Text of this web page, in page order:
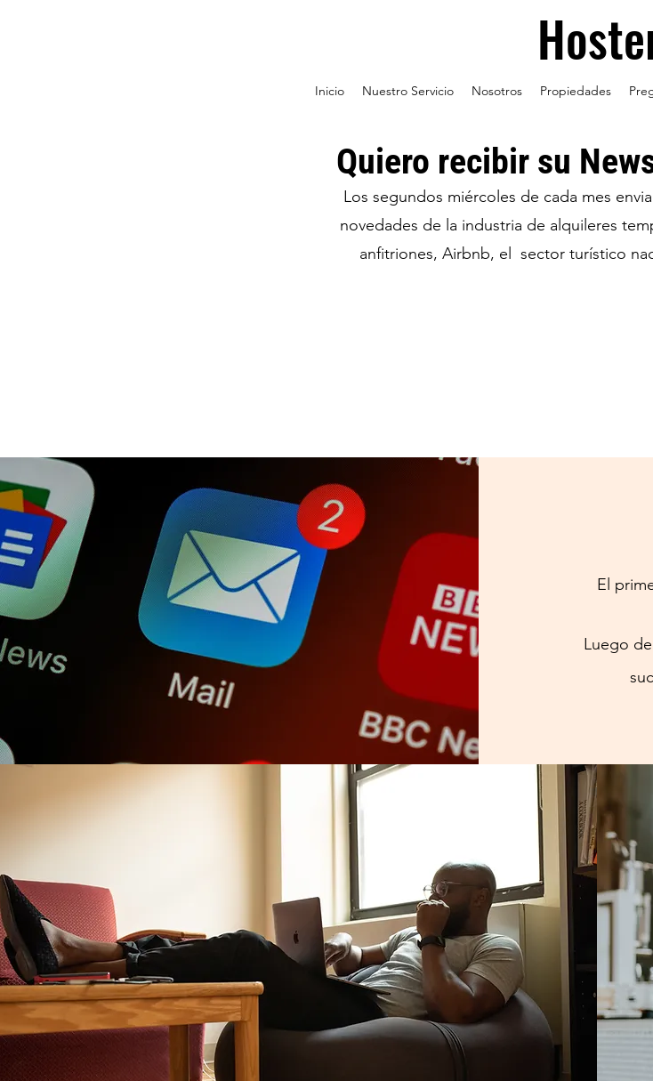
Inicio Nuestro Servicio Nosotros Propiedades
Quiero recibir su
Los segundos miércoles de cada mes
novedades de la industria de alquileres
anfitriones, Airbnb, el sector turístico
El
Luego